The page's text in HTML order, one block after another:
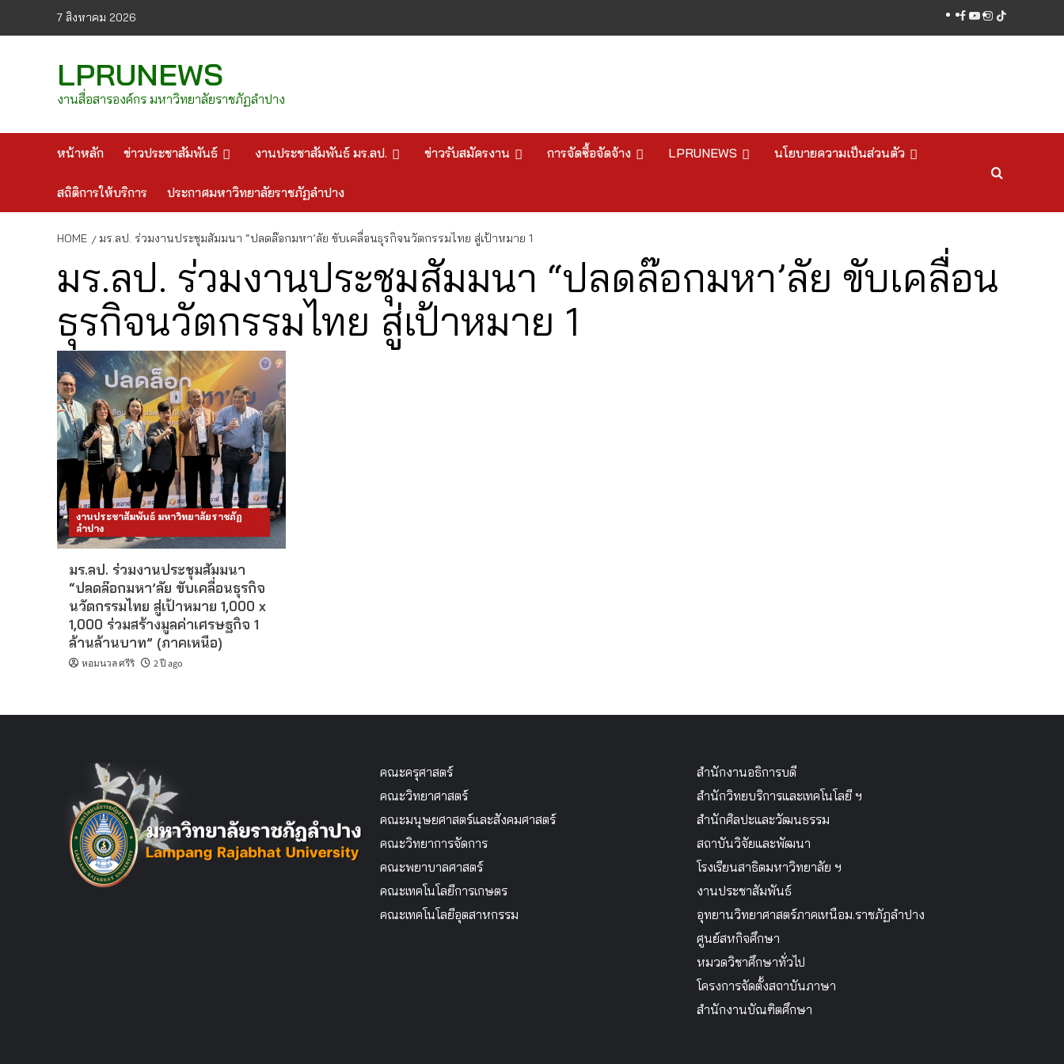
7 สิงหาคม 2026 facebook
youtube
instagram
tiktok
LPRUNEWS
งานสื่อสารองค์กร มหาวิทยาลัยราชภัฏลำปาง
หน้าหลัก ข่าวประชาสัมพันธ์ งานประชาสัมพันธ์ มร.ลป. ข่าวรับสมัครงาน การจัดซื้อจัดจ้าง LPRUNEWS นโยบายความเป็นส่วนตัว
สถิติการให้บริการ ประกาศมหาวิทยาลัยราชภัฏลำปาง
HOME มร.ลป. ร่วมงานประชุมสัมมนา “ปลดล๊อกมหา’ลัย ขับเคลื่อนธุรกิจนวัตกรรมไทย สู่เป้าหมาย 1
มร.ลป. ร่วมงานประชุมสัมมนา “ปลดล๊อกมหา’ลัย ขับเคลื่อน
ธุรกิจนวัตกรรมไทย สู่เป้าหมาย 1
งานประชาสัมพันธ์ มหาวิทยาลัยราชภัฏ
ลำปาง
มร.ลป. ร่วมงานประชุมสัมมนา
“ปลดล๊อกมหา’ลัย ขับเคลื่อนธุรกิจ
นวัตกรรมไทย สู่เป้าหมาย 1,000 x
1,000 ร่วมสร้างมูลค่าเศรษฐกิจ 1
ล้านล้านบาท” (ภาคเหนือ)
หอมนวล ศรีริ 2 ปี ago
คณะครุศาสตร์
คณะวิทยาศาสตร์
คณะมนุษยศาสตร์และสังคมศาสตร์
คณะวิทยาการจัดการ
คณะพยาบาลศาสตร์
คณะเทคโนโลยีการเกษตร
คณะเทคโนโลยีอุตสาหกรรม
สำนักงานอธิการบดี
สำนักวิทยบริการและเทคโนโลยี ฯ
สำนักศิลปะและวัฒนธรรม
สถาบันวิจัยและพัฒนา
โรงเรียนสาธิตมหาวิทยาลัย ฯ
งานประชาสัมพันธ์
อุทยานวิทยาศาสตร์ภาคเหนือม.ราชภัฏลำปาง
ศูนย์สหกิจศึกษา
หมวดวิชาศึกษาทั่วไป
โครงการจัดตั้งสถาบันภาษา
สำนักงานบัณฑิตศึกษา